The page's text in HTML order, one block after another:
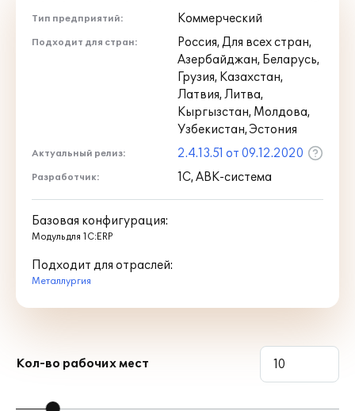
Тип предприятий: Коммерческий
Подходит для стран:
Россия, Для всех стран,
Азербайджан, Беларусь,
Грузия, Казахстан,
Латвия, Литва,
Кыргызстан, Молдова,
Узбекистан, Эстония
Актуальный релиз: 2.4.13.51 от 09.12.2020
Разработчик: 1С, АВК-система
Базовая конфигурация:
Модуль для 1С:ERP
Подходит для отраслей:
Металлургия
Кол-во рабочих мест